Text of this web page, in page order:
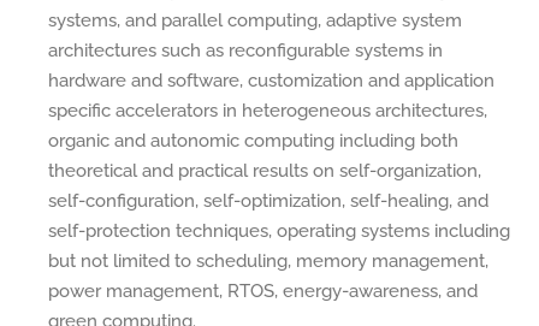
systems, and parallel computing, adaptive system
architectures such as reconfigurable systems in
hardware and software, customization and application
specific accelerators in heterogeneous architectures,
organic and autonomic computing including both
theoretical and practical results on self-organization,
self-configuration, self-optimization, self-healing, and
self-protection techniques, operating systems including
but not limited to scheduling, memory management,
power management, RTOS, energy-awareness, and
green computing.